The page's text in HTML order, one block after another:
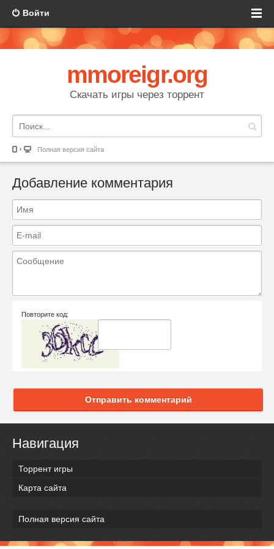
Войти
mmoreigr.org
Скачать игры через торрент
Полная версия сайта
Добавление комментария
Повторите код:
Отправить комментарий
Навигация
Торрент игры
Карта сайта
Полная версия сайта